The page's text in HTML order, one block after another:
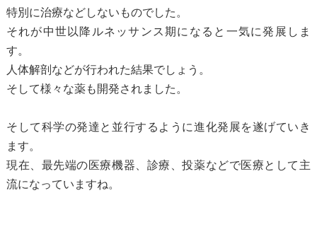
特別に治療などしないものでした。
それが中世以降ルネッサンス期になると一気に発展しま
す。
人体解剖などが行われた結果でしょう。
そして様々な薬も開発されました。
そして科学の発達と並行するように進化発展を遂げていき
ます。
現在、最先端の医療機器、診療、投薬などで医療として主
流になっていますね。